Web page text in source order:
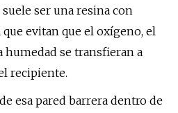
ser una resina con
evitan que el oxígeno, el
humedad se transfieran a
recipiente.
esa pared barrera dentro de